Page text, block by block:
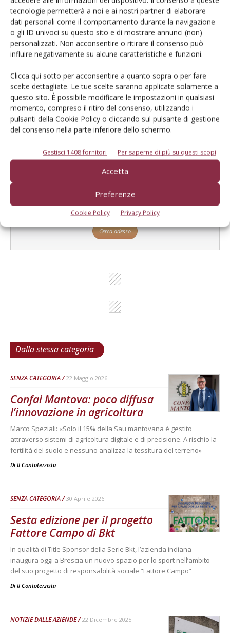
tecnologie permetterà a noi e ai nostri partner di elaborare
dati personali come il comportamento durante la navigazione
o gli ID univoci su questo sito e di mostrare annunci (non)
personalizzati. Non acconsentire o ritirare il consenso può
influire negativamente su alcune caratteristiche e funzioni.
Clicca qui sotto per acconsentire a quanto sopra o per fare
scelte dettagliate. Le tue scelte saranno applicate solamente a
questo sito. È possibile modificare le impostazioni in qualsiasi
momento, compreso il ritiro del consenso, utilizzando i
pulsanti della Cookie Policy o cliccando sul pulsante di gestione
del consenso nella parte inferiore dello schermo.
Gestisci 1408 fornitori Per saperne di più su questi scopi
Accetta
Preferenze
Cookie Policy Privacy Policy
Catalogo Aziende e Prodotti
Un modo semplice per cercare un'azienda o un
prodotto!
L'Esperto risponde
I consigli di Terra e Vita agli agricoltori
Cerca adesso
Dalla stessa categoria
SENZA CATEGORIA 22 Maggio 2026
Confai Mantova: poco diffusa
l’innovazione in agricoltura
Marco Speziali: «Solo il 15% della Sau mantovana è gestito
attraverso sistemi di agricoltura digitale e di precisione. A rischio la
fertilità del suolo e nessuno analizza la tessitura del terreno»
Di Il Contoterzista -
SENZA CATEGORIA 30 Aprile 2026
Sesta edizione per il progetto
Fattore Campo di Bkt
In qualità di Title Sponsor della Serie Bkt, l’azienda indiana
inaugura oggi a Brescia un nuovo spazio per lo sport nell’ambito
del suo progetto di responsabilità sociale “Fattore Campo”
Di Il Contoterzista
NOTIZIE DALLE AZIENDE 22 Dicembre 2025